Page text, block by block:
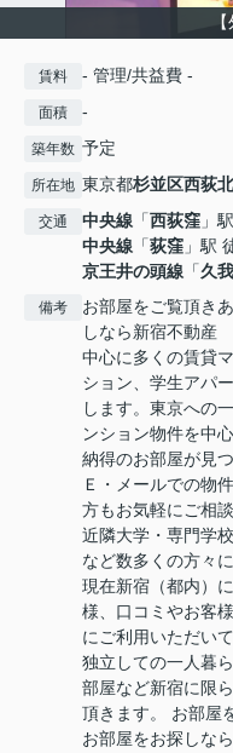
賃料 - 管理/共益費 -
面積 -
築年数 予定
所在地 東京都杉並区西荻北
交通 中央線 「西荻窪 」
中央線 「荻窪 」駅
京王井の頭線 「久
備考
お部屋をご覧頂き
しなら新宿不動産
中心に多くの賃貸
ション、学生アパ
します。東京への
ンション物件を中
納得のお部屋が見
Ｅ・メールでの物
方もお気軽にご相談
近隣大学・専門学
など数多くの方々
現在新宿（都内）
様、口コミやお客
にご利用いただい
独立しての一人暮
部屋など新宿に限
頂きます。 お部屋
お部屋をお探しな